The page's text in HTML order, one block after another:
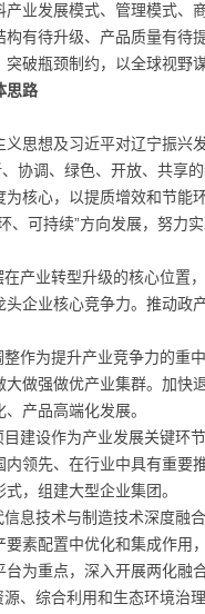
业发展模式、管理模式
有待升级、产品质量有待
破瓶颈制约，以全球视野
思路
思想及习近平对辽宁振兴
协调、绿色、开放、共享
核心，以提质增效和节
、可持续”方向发展，努力
产业转型升级的核心位置
企业核心竞争力。推动政
作为提升产业竞争力的重
做强做优产业集群。加
产品高端化发展。
建设作为产业发展关键环
领先、在行业中具有重
，组建大型企业集团。
息技术与制造技术深度融
素配置中优化和集成作
为重点，深入开展两化融
、综合利用和生态环境治